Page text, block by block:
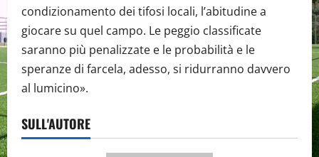
condizionamento dei tifosi locali, l’abitudine a
giocare su quel campo. Le peggio classificate
saranno più penalizzate e le probabilità e le
speranze di farcela, adesso, si ridurranno davvero
al lumicino».
SULL'AUTORE